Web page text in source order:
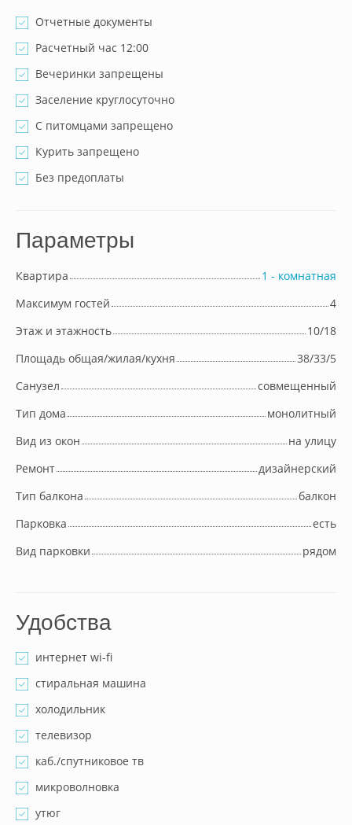
Отчетные документы
Расчетный час 12:00
Вечеринки запрещены
Заселение круглосуточно
С питомцами запрещено
Курить запрещено
Без предоплаты
Параметры
Квартира
1 - комнатная
Максимум гостей
4
Этаж и этажность
10/18
Площадь общая/жилая/кухня
38/33/5
Cанузел
совмещенный
Тип дома
монолитный
Вид из окон
на улицу
Ремонт
дизайнерский
Тип балкона
балкон
Парковка
есть
Вид парковки
рядом
Удобства
интернет wi-fi
стиральная машина
холодильник
телевизор
каб./спутниковое тв
микроволновка
утюг